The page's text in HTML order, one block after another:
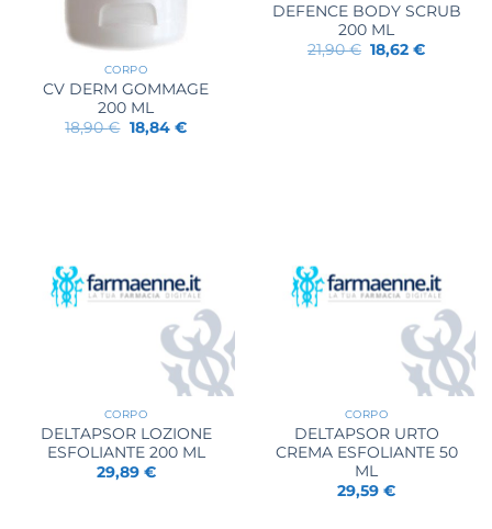
CORPO
CV DERM GOMMAGE
200 ML
18,90€ Il
prezzo
18,84 €Il
DEFENCE BODY SCRUB
200 ML
21,90€ Il
prezzo
18,62€Il
CORPO
DELTAPSOR LOZIONE
ESFOLIANTE 200 ML
29,89 €
CORPO
DELTAPSOR URTO
CREMA ESFOLIANTE 50
ML
29,59 €